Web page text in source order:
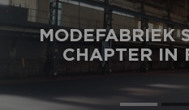
MODEFABRIEK
CHAPTER IN